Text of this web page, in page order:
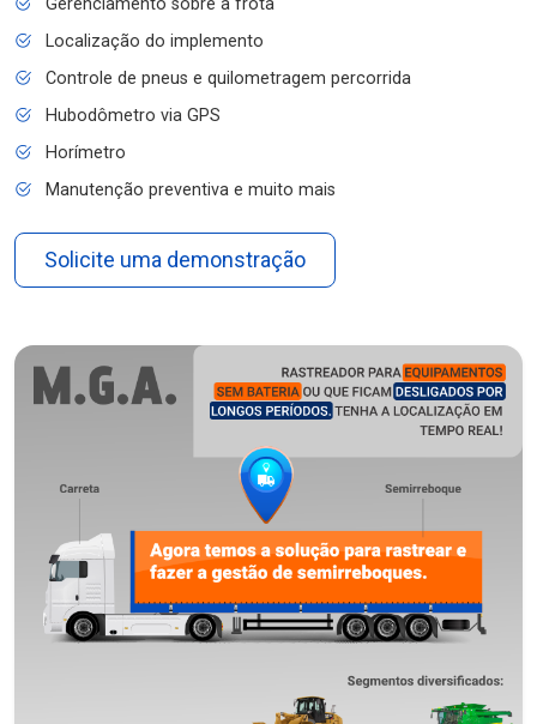
Gerenciamento sobre a frota
Localização do implemento
Controle de pneus e quilometragem percorrida
Hubodômetro via GPS
Horímetro
Manutenção preventiva e muito mais
Solicite uma demonstração